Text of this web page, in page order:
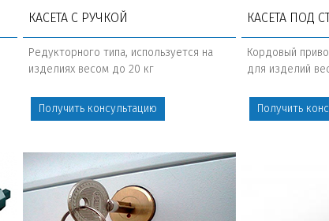
КАСЕТА С РУЧКОЙ
Редукторного типа, используется на
изделиях весом до 20 кг
Получить консультацию
КАСЕТА ПОД
Кордовый
для изделий
Получить